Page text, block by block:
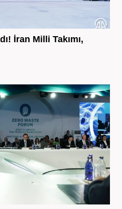
İran Milli Takımı,